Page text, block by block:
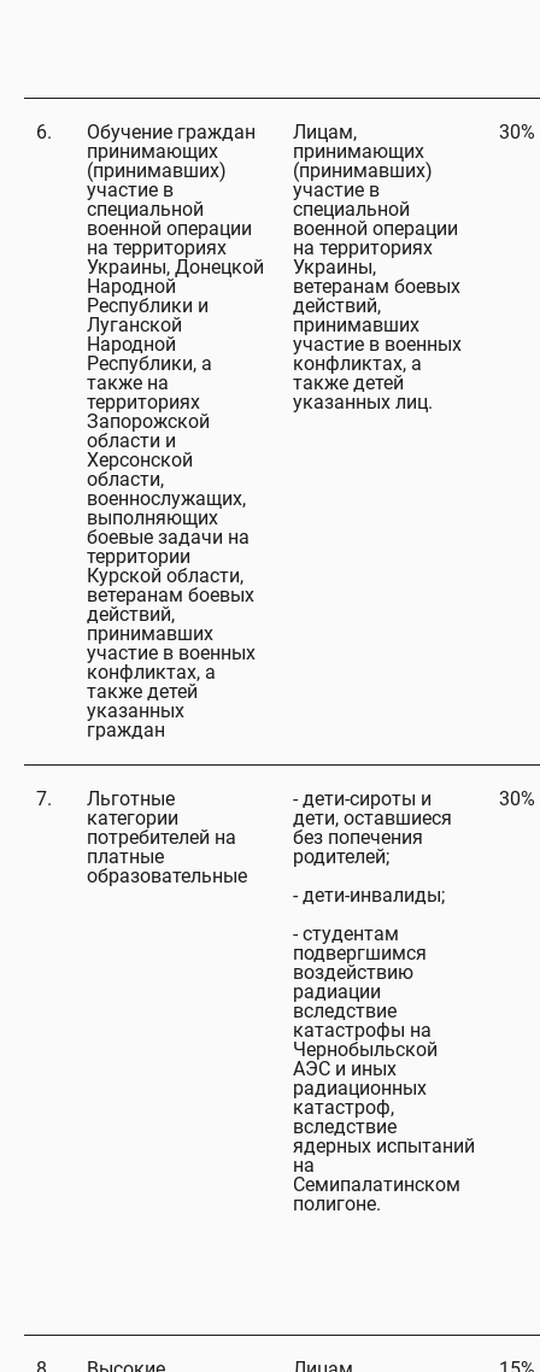
6.
Обучение граждан
принимающих
(принимавших)
участие в
специальной
военной операции
на территориях
Украины, Донецкой
Народной
Республики и
Луганской
Народной
Республики, а
также на
территориях
Запорожской
области и
Херсонской
области,
военнослужащих,
выполняющих
боевые задачи на
территории
Курской области,
ветеранам боевых
действий,
принимавших
участие в военных
конфликтах, а
также детей
указанных
граждан
Лицам,
принимающих
(принимавших)
участие в
специальной
военной операции
на территориях
Украины,
ветеранам боевых
действий,
принимавших
участие в военных
конфликтах, а
также детей
указанных лиц.
30%
7.
Льготные
категории
потребителей на
платные
образовательные
- дети-сироты и
дети, оставшиеся
без попечения
родителей;
- дети-инвалиды;
- студентам
подвергшимся
воздействию
радиации
вследствие
катастрофы на
Чернобыльской
АЭС и иных
радиационных
катастроф,
вследствие
ядерных испытаний
на
Семипалатинском
полигоне.
30%